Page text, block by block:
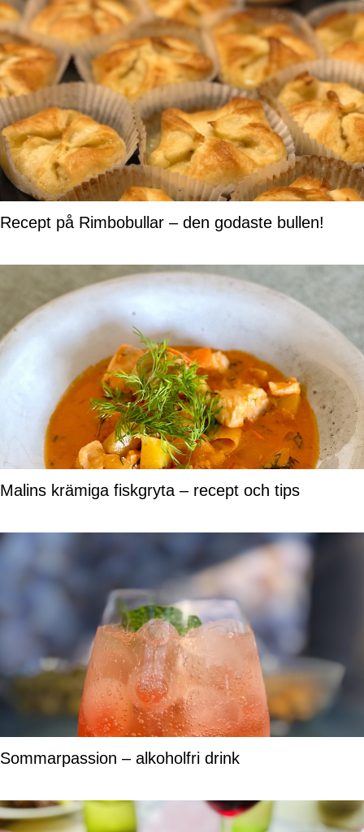
Recept på Rimbobullar – den godaste bullen!
Malins krämiga fiskgryta – recept och tips
Sommarpassion – alkoholfri drink